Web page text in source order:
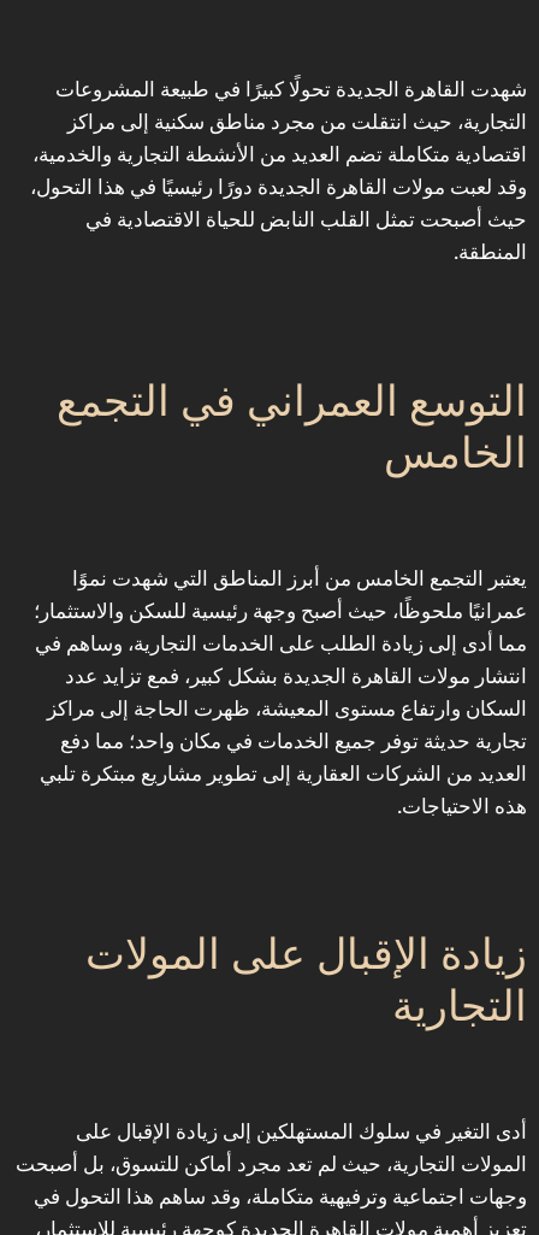
‎شهدت القاهرة الجديدة تحولًا كبيرًا في طبيعة المشروعات
التجارية، حيث انتقلت من مجرد مناطق سكنية إلى مراكز
اقتصادية متكاملة تضم العديد من الأنشطة التجارية والخدمية،
وقد لعبت مولات القاهرة الجديدة دورًا رئيسيًا في هذا التحول،
حيث أصبحت تمثل القلب النابض للحياة الاقتصادية في
المنطقة.
‎التوسع العمراني في التجمع
الخامس
‎يعتبر التجمع الخامس من أبرز المناطق التي شهدت نموًا
عمرانيًا ملحوظًا، حيث أصبح وجهة رئيسية للسكن والاستثمار؛
مما أدى إلى زيادة الطلب على الخدمات التجارية، وساهم في
انتشار مولات القاهرة الجديدة بشكل كبير، فمع تزايد عدد
السكان وارتفاع مستوى المعيشة، ظهرت الحاجة إلى مراكز
تجارية حديثة توفر جميع الخدمات في مكان واحد؛ مما دفع
العديد من الشركات العقارية إلى تطوير مشاريع مبتكرة تلبي
هذه الاحتياجات.
‎زيادة الإقبال على المولات
التجارية
‎أدى التغير في سلوك المستهلكين إلى زيادة الإقبال على
المولات التجارية، حيث لم تعد مجرد أماكن للتسوق، بل أصبحت
وجهات اجتماعية وترفيهية متكاملة، وقد ساهم هذا التحول في
تعزيز أهمية مولات القاهرة الجديدة كوجهة رئيسية للاستثمار،